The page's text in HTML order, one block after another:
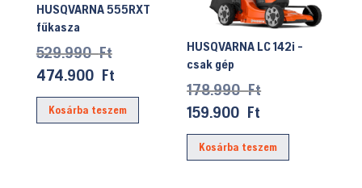
HUSQVARNA 555RXT
fűkasza
529.990FtOriginal
price
was:
529.990 Ft.
474.900 FtCurrent
price
is:
474.900 Ft.
Kosárba teszem
HUSQVARNA LC 142i -
csak gép
178.990FtOriginal
was:
178.990 Ft.
159.900 Ft
price
is:
Kosárba teszem